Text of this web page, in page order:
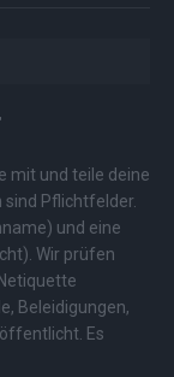
mit und teile deine
Pflichtfelder.
und eine
Wir prüfen
Beleidigungen,
Es